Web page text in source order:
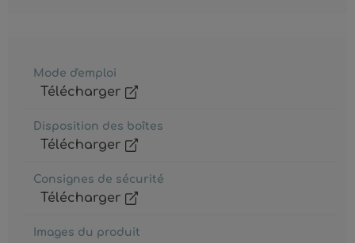
Mode d'emploi
Télécharger
Disposition des boîtes
Télécharger
Consignes de sécurité
Télécharger
Images du produit